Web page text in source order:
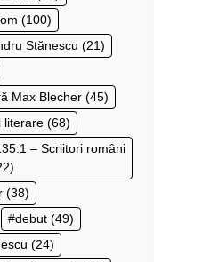
(100)
Stănescu (21)
Max Blecher (45)
literare (68)
– Scriitori români
(38)
debut (49)
(24)